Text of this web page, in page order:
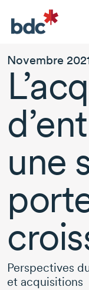
Novembre
une
Perspectives
et acquisitions